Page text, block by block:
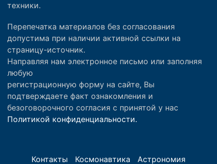
техники.
Перепечатка материалов без согласования
допустима при наличии активной ссылки на
страницу-источник.
Направляя нам электронное письмо или заполняя
любую
регистрационную форму на сайте, Вы
подтверждаете факт ознакомления и
безоговорочного согласия с принятой у нас
Политикой конфиденциальности.
Контакты Космонавтика Астрономия